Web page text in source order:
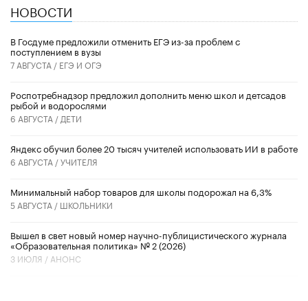
НОВОСТИ
В Госдуме предложили отменить ЕГЭ из-за проблем с
поступлением в вузы
7 АВГУСТА / ЕГЭ И ОГЭ
Роспотребнадзор предложил дополнить меню школ и детсадов
рыбой и водорослями
6 АВГУСТА / ДЕТИ
​Яндекс обучил более 20 тысяч учителей использовать ИИ в работе
6 АВГУСТА /УЧИТЕЛЯ
Минимальный набор товаров для школы подорожал на 6,3%
5 АВГУСТА / ШКОЛЬНИКИ
Вышел в свет новый номер научно-публицистического журнала
«Образовательная политика» № 2 (2026)
3 ИЮЛЯ / АНОНС